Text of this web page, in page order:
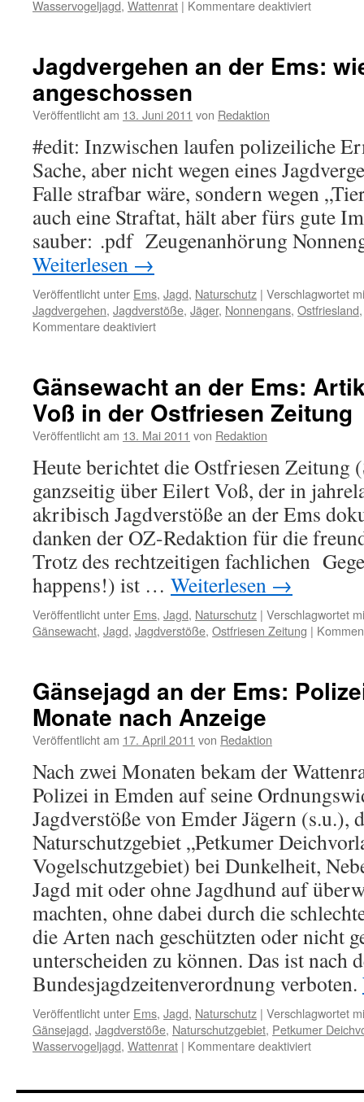
Anzeige
Wasservogeljagd, Wattenrat | Kommentare deaktiviertfür
Ems:
Jagdvergehen an der Ems:
angeschossen
Veröffentlicht am 13. Juni 2011 von Redaktion
#edit: Inzwischen laufen polizeiliche
Sache, aber nicht wegen eines
Falle strafbar wäre, sondern wegen
auch eine Straftat, hält aber fürs gute
sauber: .pdf Zeugenanhörung
Weiterlesen →
Veröffentlicht unter Ems, Jagd, Naturschutz | Verschlagwortet
Jagdvergehen, Jagdverstöße, Jäger, Nonnengans, Ostfriesland
Kommentare deaktiviertfür
Ems:
wieder
Nonnengans
angeschossen
Gänsewacht an der Ems:
Voß in der Ostfriesen Zeitung
Veröffentlicht am 13. Mai 2011 von Redaktion
Heute berichtet die Ostfriesen Zeitung
ganzseitig über Eilert Voß, der in
akribisch Jagdverstöße an der Ems
danken der OZ-Redaktion für die
Trotz des rechtzeitigen fachlichen
happens!) ist … Weiterlesen →
Veröffentlicht unter Ems, Jagd, Naturschutz | Verschlagwortet
Gänsewacht, Jagd, Jagdverstöße, Ostfriesen Zeitung |
Gänsejagd an der Ems:
Monate nach Anzeige
Veröffentlicht am 17. April 2011 von Redaktion
Nach zwei Monaten bekam der
Polizei in Emden auf seine
Jagdverstöße von Emder Jägern
Naturschutzgebiet „Petkumer
Vogelschutzgebiet) bei Dunkelheit,
Jagd mit oder ohne Jagdhund auf
machten, ohne dabei durch die
die Arten nach geschützten oder nicht
unterscheiden zu können. Das ist nach
Bundesjagdzeitenverordnung verboten.
Veröffentlicht unter Ems, Jagd, Naturschutz | Verschlagwortet
Gänsejagd, Jagdverstöße, Naturschutzgebiet, Petkumer
Wasservogeljagd, Wattenrat | Kommentare deaktiviertfür
der